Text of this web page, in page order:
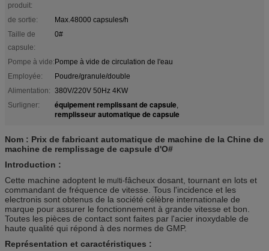
produit:
de sortie:
Max.48000 capsules/h
Taille de
capsule:
0#
Pompe à vide:Pompe à vide de circulation de l'eau
Employée:
Poudre/granule/double
Alimentation: 380V/220V 50Hz 4KW
Surligner:
équipement remplissant de capsule,
remplisseur automatique de capsule
Nom : Prix de fabricant automatique de machine de la Chine de
machine de remplissage de capsule d'O#
Introduction :
Cette machine adoptent le multi-fâcheux dosant, tournant en lots et
commandant de fréquence de vitesse. Tous l'incidence et les
electronis sont obtenus de la société célèbre internationale de
marque pour assurer le fonctionnement à grande vitesse et bon.
Toutes les pièces de contact sont faites par l'acier inoxydable de
haute qualité qui répond à des normes de GMP.
Représentation et caractéristiques :